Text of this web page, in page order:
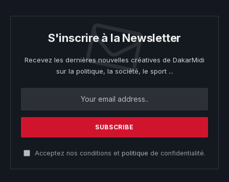
S'inscrire à la Newsletter
Recevez les dernières nouvelles créatives de DakarMidi
sur la politique, la société, le sport ...
Acceptez nos conditions et politique de confidentialité.